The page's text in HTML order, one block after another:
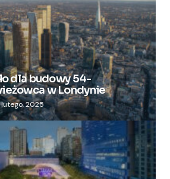
dla budowy 54-
w Londynie
lutego, 2025